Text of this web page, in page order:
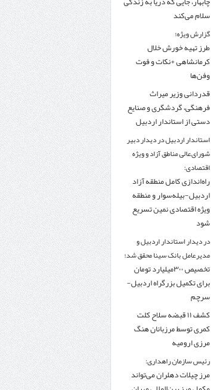
سلام می‌کند
گزارش ویژه؛
طرز تهیه خورش خلال
کرمانشاهی +نکات و فوت
وفن‌ها
قدردانی وزیر میراث
فرهنگی، گردشگری و صنایع
دستی از استاندار اردبیل
استاندار اردبیل در دیدار دبیر
شورای‌عالی مناطق آزاد و ویژه
اقتصادی:
راه‌اندازی کامل منطقه آزاد
اردبیل-بیله‌سوار و منطقه
ویژه اقتصادی نمین تسریع
شود
در دیدار استاندار اردبیل و
مدیرعامل بانک سینا محقق شد؛
تخصیص ۳۰۰میلیارد تومان
برای تکمیل بزرگراه اردبیل-
سرچم
کشف ۱۱ قبضه سلاح کلت
کمری توسط مرزبانان هنگ
مرزی ارومیه
رئیس سازمان راهداری:
مرز چیلات دهلران می‌تواند